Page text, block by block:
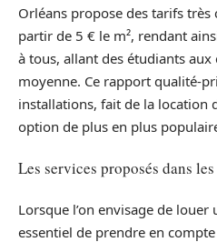
Orléans propose des tarifs
partir de 5 € le m², rendant
à tous, allant des étudiants
moyenne. Ce rapport qualité-
installations, fait de la location
option de plus en plus
Les services proposés dans
Lorsque l’on envisage de
essentiel de prendre en